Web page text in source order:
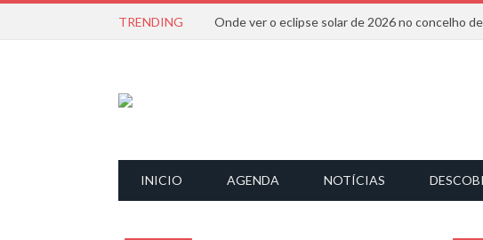
TRENDING Onde ver o eclipse solar de 2026 no concelho
INICIO AGENDA NOTÍCIAS